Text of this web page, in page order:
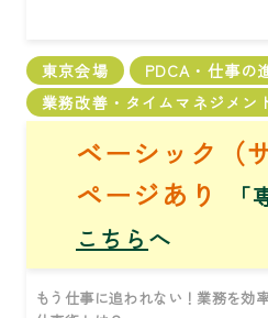
東京会場
PDCA・仕事の
業務改善・タイムマネジメン
ベーシック（
ページあり
こちら へ
もう仕事に追われない！業務を効